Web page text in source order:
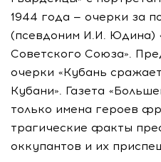
1944 года — очерки за
(псевдоним И.И. Юдина)
Советского Союза».
очерки «Кубань
Кубани». Газета
только имена героев
трагические факты
оккупантов и их